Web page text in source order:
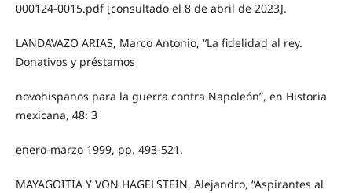
000124-0015.pdf [consultado el 8 de abril de 2023].
LANDAVAZO ARIAS, Marco Antonio, “La fidelidad al rey.
Donativos y préstamos
novohispanos para la guerra contra Napoleón”, en Historia
mexicana, 48: 3
enero-marzo 1999, pp. 493-521.
MAYAGOITIA Y VON HAGELSTEIN, Alejandro, “Aspirantes al